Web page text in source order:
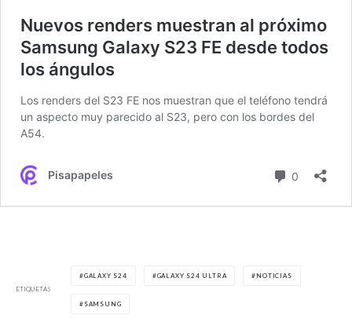
ETIQUETAS
GALAXY S24 GALAXY S24 ULTRA NOTICIAS
SAMSUNG